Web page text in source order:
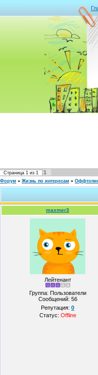
Страница 1 из 1 1
Форум » Жизнь по интересам »
maxmer3
Лейтенант
Группа: Пользователи
Сообщений: 56
Репутация: 0
Статус: Offline